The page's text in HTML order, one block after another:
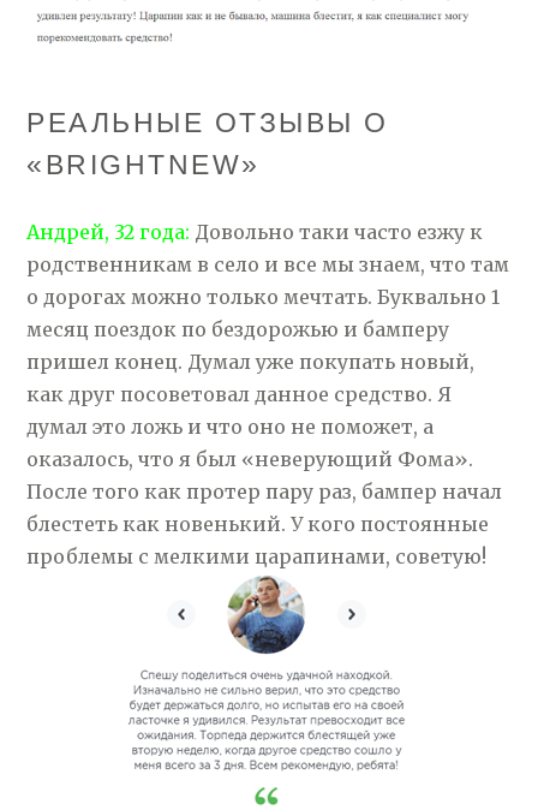
РЕАЛЬНЫЕ ОТЗЫВЫ О
«BRIGHTNEW»
Андрей, 32 года: Довольно таки часто езжу к
родственникам в село и все мы знаем, что там
о дорогах можно только мечтать. Буквально 1
месяц поездок по бездорожью и бамперу
пришел конец. Думал уже покупать новый,
как друг посоветовал данное средство. Я
думал это ложь и что оно не поможет, а
оказалось, что я был «неверующий Фома».
После того как протер пару раз, бампер начал
блестеть как новенький. У кого постоянные
проблемы с мелкими царапинами, советую!